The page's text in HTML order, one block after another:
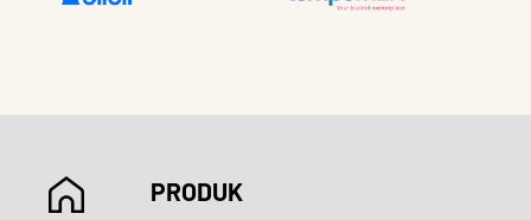
PRODUK